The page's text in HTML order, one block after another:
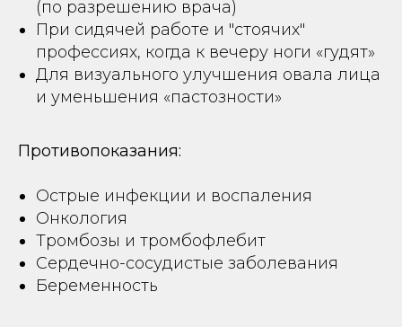
(по разрешению врача)
При сидячей работе и "стоячих"
профессиях, когда к вечеру ноги «гудят»
Для визуального улучшения овала лица
и уменьшения «пастозности»
Противопоказания:
Острые инфекции и воспаления
Онкология
Тромбозы и тромбофлебит
Сердечно-сосудистые заболевания
Беременность